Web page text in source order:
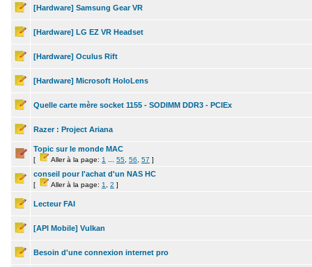
[Hardware] Samsung Gear VR
[Hardware] LG EZ VR Headset
[Hardware] Oculus Rift
[Hardware] Microsoft HoloLens
Quelle carte mère socket 1155 - SODIMM DDR3 - PCIEx
Razer : Project Ariana
Topic sur le monde MAC
[ Aller à la page: 1 55 56 57 ]
conseil pour l'achat d'un NAS HC
[ Aller à la page: 1 2 ]
Lecteur FAI
[API Mobile] Vulkan
Besoin d'une connexion internet pro